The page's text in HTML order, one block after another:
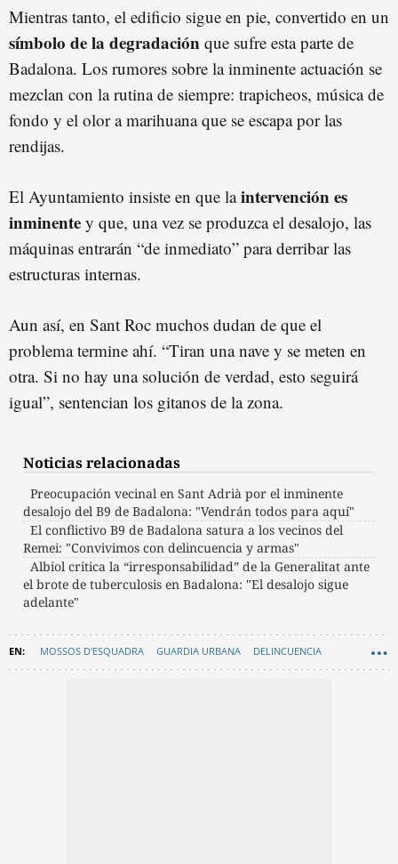
Mientras tanto, el edificio sigue en pie, convertido en un
símbolo de la degradación que sufre esta parte de
Badalona. Los rumores sobre la inminente actuación se
mezclan con la rutina de siempre: trapicheos, música de
fondo y el olor a marihuana que se escapa por las
rendijas.
El Ayuntamiento insiste en que laintervención es
inminente y que, una vez se produzca el desalojo, las
máquinas entrarán “de inmediato” para derribar las
estructuras internas.
Aun así, en Sant Roc muchos dudan de que el
problema termine ahí. “Tiran una nave y se meten en
otra. Si no hay una solución de verdad, esto seguirá
igual”, sentencian los gitanos de la zona.
Noticias relacionadas
Preocupación vecinal en Sant Adrià por el inminente
desalojo del B9 de Badalona: "Vendrán todos para aquí"
El conflictivo B9 de Badalona satura a los vecinos del
Remei: "Convivimos con delincuencia y armas"
Albiol critica la “irresponsabilidad” de la Generalitat ante
el brote de tuberculosis en Badalona: "El desalojo sigue
adelante"
MOSSOS D'ESQUADRA GUARDIA URBANA DELINCUENCIA